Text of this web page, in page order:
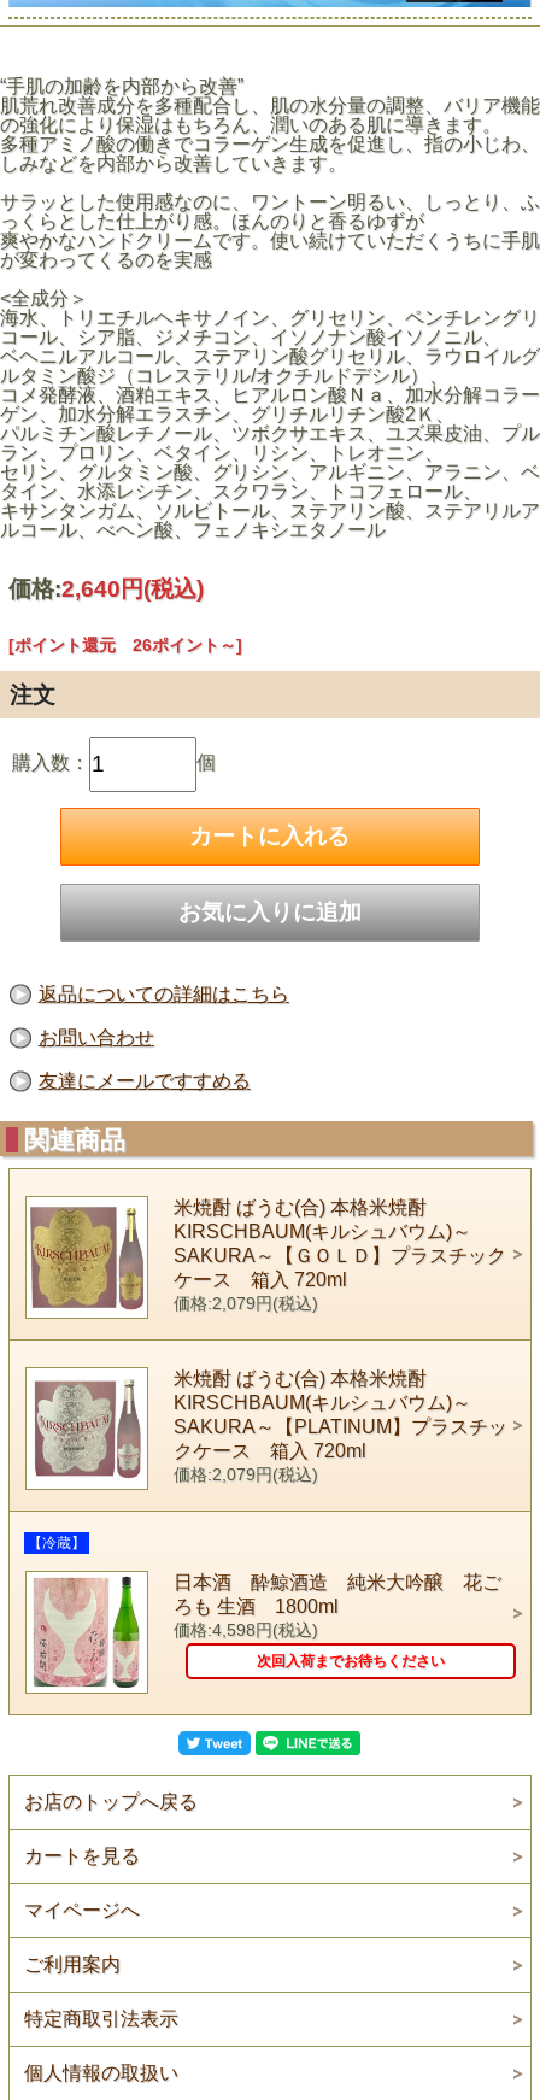
“手肌の加齢を内部から改善”
肌荒れ改善成分を多種配合し、肌の水分量の調整、バリア機能
の強化により保湿はもちろん、潤いのある肌に導きます。
多種アミノ酸の働きでコラーゲン生成を促進し、指の小じわ、
しみなどを内部から改善していきます。
サラッとした使用感なのに、ワントーン明るい、しっとり、ふ
っくらとした仕上がり感。ほんのりと香るゆずが
爽やかなハンドクリームです。使い続けていただくうちに手肌
が変わってくるのを実感
<全成分＞
海水、トリエチルヘキサノイン、グリセリン、ペンチレングリ
コール、シア脂、ジメチコン、イソノナン酸イソノニル、
ベヘニルアルコール、ステアリン酸グリセリル、ラウロイルグ
ルタミン酸ジ（コレステリル/オクチルドデシル）、
コメ発酵液、酒粕エキス、ヒアルロン酸Ｎａ、加水分解コラー
ゲン、加水分解エラスチン、グリチルリチン酸2Ｋ、
パルミチン酸レチノール、ツボクサエキス、ユズ果皮油、プル
ラン、プロリン、ベタイン、リシン、トレオニン、
セリン、グルタミン酸、グリシン、アルギニン、アラニン、ベ
タイン、水添レシチン、スクワラン、トコフェロール、
キサンタンガム、ソルビトール、ステアリン酸、ステアリルア
ルコール、べヘン酸、フェノキシエタノール
価格:2,640円(税込)
[ポイント還元 26ポイント～]
注文
購入数： 個
返品についての詳細はこちら
お問い合わせ
友達にメールですすめる
関連商品
米焼酎 ばうむ(合) 本格米焼酎
KIRSCHBAUM(キルシュバウム)～
SAKURA～【ＧＯＬＤ】プラスチック
ケース 箱入 720ml
価格:2,079円(税込)
米焼酎 ばうむ(合) 本格米焼酎
KIRSCHBAUM(キルシュバウム)～
SAKURA～【PLATINUM】プラスチッ
クケース 箱入 720ml
価格:2,079円(税込)
【冷蔵】
日本酒 酔鯨酒造 純米大吟醸 花ご
ろも 生酒 1800ml
価格:4,598円(税込)
次回入荷までお待ちください
お店のトップへ戻る
カートを見る
マイページへ
ご利用案内
特定商取引法表示
個人情報の取扱い